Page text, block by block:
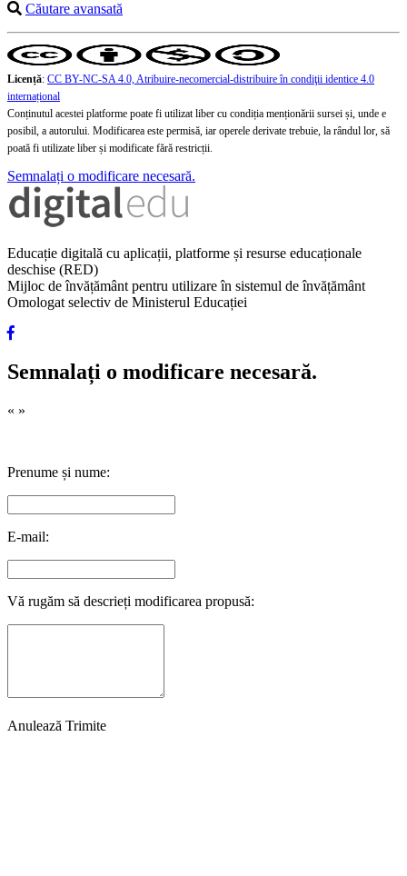
Căutare avansată
Licență: CC BY-NC-SA 4.0, Atribuire-necomercial-distribuire în condiţii identice 4.0
internațional
Conținutul acestei platforme poate fi utilizat liber cu condiția menționării sursei și, unde e
posibil, a autorului. Modificarea este permisă, iar operele derivate trebuie, la rândul lor, să
poată fi utilizate liber și modificate fără restricții.
Semnalați o modificare necesară.
Educație digitală cu aplicații, platforme și resurse educaționale
deschise (RED)
Mijloc de învățământ pentru utilizare în sistemul de învățământ
Omologat selectiv de Ministerul Educației
Semnalați o modificare necesară.
« »
Prenume și nume:
E-mail:
Vă rugăm să descrieți modificarea propusă:
Anulează Trimite